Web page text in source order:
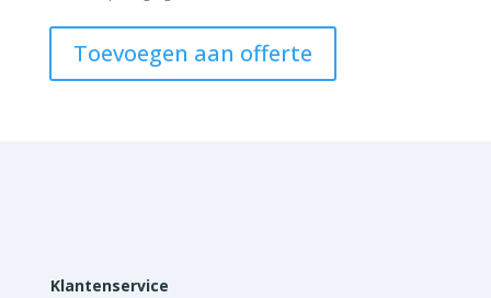
Toevoegen aan offerte
Klantenservice